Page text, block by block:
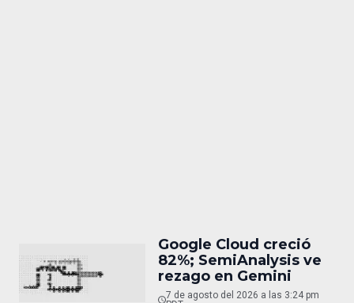
Google Cloud creció
82%; SemiAnalysis ve
rezago en Gemini
7 de agosto del 2026 a las 3:24 pm